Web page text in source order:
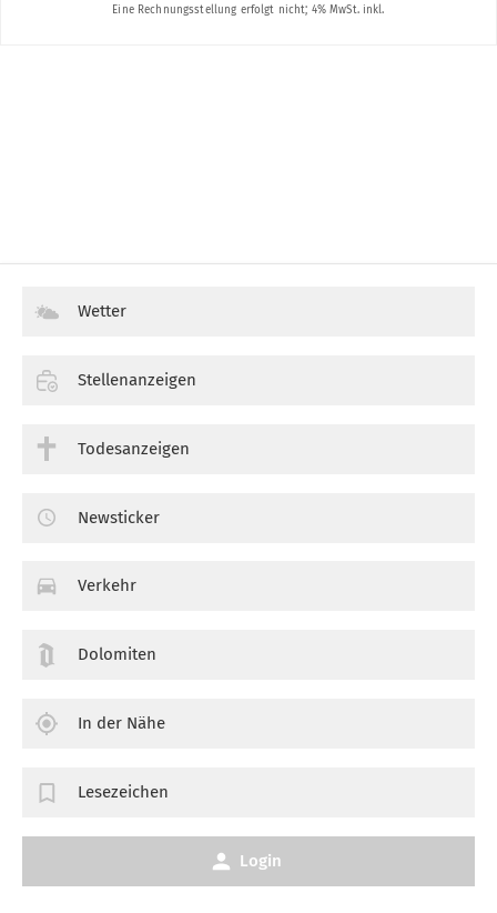
Wetter
Stellenanzeigen
Todesanzeigen
Newsticker
Verkehr
Dolomiten
In der Nähe
Lesezeichen
Login